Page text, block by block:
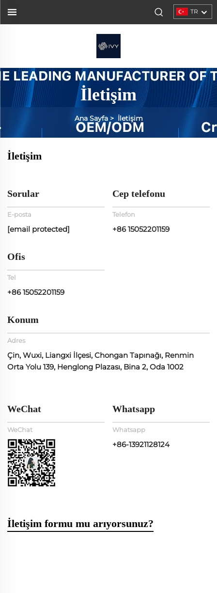
TR
İletişim
Ana Sayfa> İletişim
İletişim
Sorular
E-posta
[email protected]
Cep telefonu
Telefon
+86 15052201159
Ofis
Tel
+86 15052201159
Konum
Adres
Çin, Wuxi, Liangxi İlçesi, Chongan Tapınağı, Renmin
Orta Yolu 139, Henglong Plazası, Bina 2, Oda 1002
WeChat
WeChat
Whatsapp
Whatsapp
+86-13921128124
İletişim formu mu arıyorsunuz?